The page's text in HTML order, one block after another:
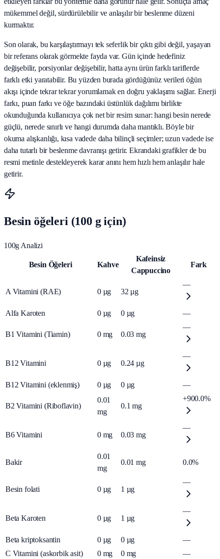
mükemmel değil, sürdürülebilir ve anlaşılır bir beslenme düzeni
kurmaktır.
Son olarak, bu karşılaştırmayı tek seferlik bir çıktı gibi değil, yaşayan
bir referans olarak görmekte fayda var. Gün içinde hedefiniz
değişebilir, porsiyonlar değişebilir, hatta aynı ürün farklı tariflerde
farklı etki yaratabilir. Bu yüzden burada gördüğünüz verileri öğün
akışı içinde tekrar tekrar yorumlamak en doğru yaklaşımı sağlar. Enerji
farkı, puan farkı ve öğe bazındaki üstünlük dağılımı birlikte
okunduğunda kullanıcıya çok net bir resim sunar: hangi besin nerede
güçlü, nerede sınırlı ve hangi durumda daha mantıklı. Böyle bir
okuma alışkanlığı, kısa vadede daha bilinçli seçimler; uzun vadede ise
daha tutarlı bir beslenme davranışı getirir. Ekrandaki grafikler de bu
resmi metinle destekleyerek karar anını hem hızlı hem anlaşılır hale
getirir.
Besin öğeleri (100 g için)
100g Analizi
Besin Öğeleri Kahve
Kafeinsiz
Cappuccino
Fark
A Vitamini (RAE) 0 µg 32 µg
—
Alfa Karoten 0 µg 0 µg —
B1 Vitamini (Tiamin) 0 mg 0.03 mg
—
B12 Vitamini 0 µg 0.24 µg
—
B12 Vitamini (eklenmiş) 0 µg 0 µg —
B2 Vitamini (Riboflavin)
0.01
mg
0.1 mg
+900.0%
B6 Vitamini 0 mg 0.03 mg
—
Bakir
0.01
mg
0.01 mg 0.0%
Besin folati 0 µg 1 µg
—
Beta Karoten 0 µg 1 µg
—
Beta kriptoksantin 0 µg 0 µg
—
C Vitamini (askorbik asit)
0 mg 0 mg —